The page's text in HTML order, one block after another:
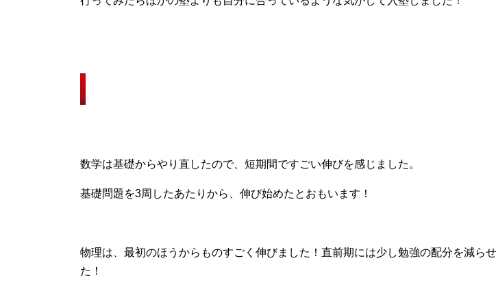
数学は基礎からやり直したので、短期間ですごい伸びを感じました。
基礎問題を3周したあたりから、伸び始めたとおもいます！
物理は、最初のほうからものすごく伸びました！直前期には少し勉強の配分を減ら
た！